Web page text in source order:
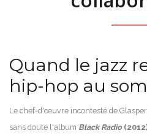
Quand le jazz
hip-hop au
Le chef-d'œuvre incontesté de
sans doute l'album Black Radio